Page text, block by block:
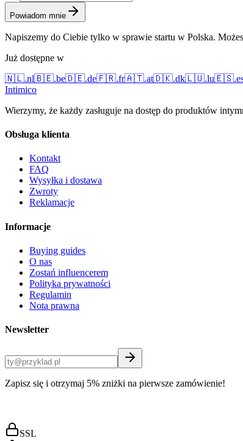
Powiadom mnie
Napiszemy do Ciebie tylko w sprawie startu w Polska.
Już dostępne w
🇳🇱.nl🇧🇪.be🇩🇪.de🇫🇷.fr🇦🇹.at🇩🇰.dk🇱🇺.lu🇪🇸.
Intimico
Wierzymy, że każdy zasługuje na dostęp do produktów
Obsługa klienta
Kontakt
FAQ
Wysyłka i dostawa
Zwroty
Reklamacje
Informacje
Buying guides
O nas
Zostań influencerem
Polityka prywatności
Regulamin
Nota prawna
Newsletter
Zapisz się i otrzymaj 5% zniżki na pierwsze zamówienie!
SSL